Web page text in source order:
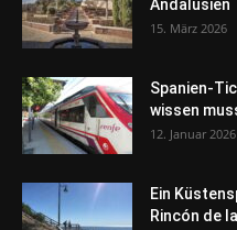
Andalusien
15. März 2026
Spanien-
wissen
12. Januar 2026
Ein
Rincón de